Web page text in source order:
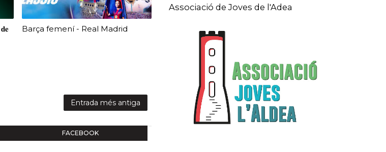
Barça femení - Real Madrid
Entrada més antiga
FACEBOOK
Associació de Joves de l'Adea